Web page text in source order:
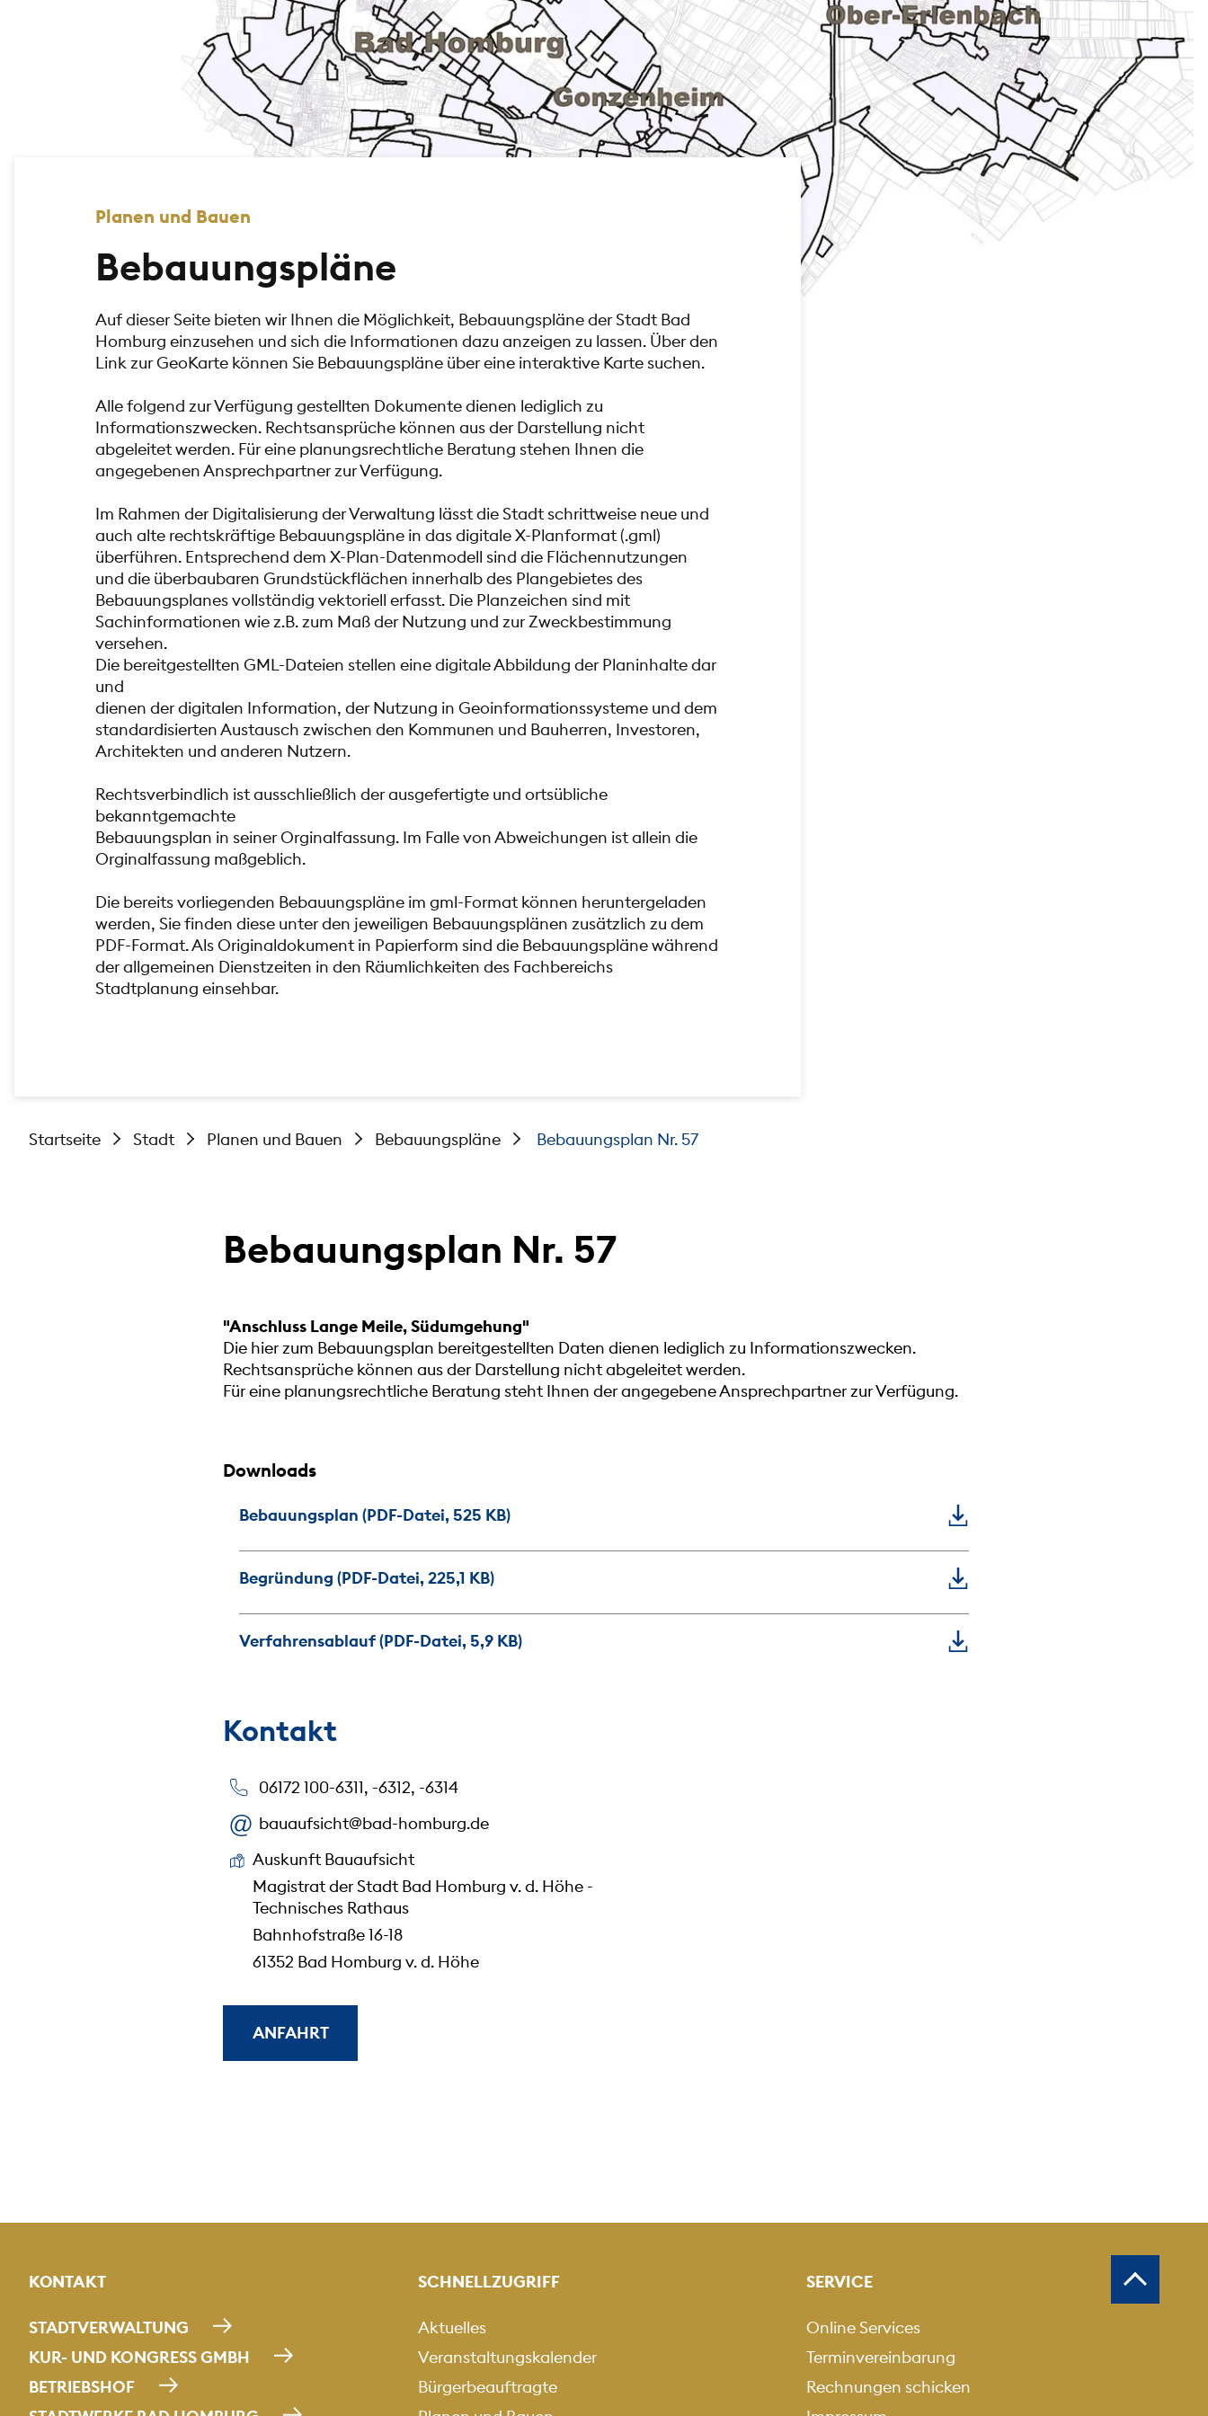
Planen und Bauen
Bebauungspläne
Auf dieser Seite bieten wir Ihnen die Möglichkeit, Bebauungspläne der Stadt Bad
Homburg einzusehen und sich die Informationen dazu anzeigen zu lassen. Über den
Link zur GeoKarte können Sie Bebauungspläne über eine interaktive Karte suchen.
Alle folgend zur Verfügung gestellten Dokumente dienen lediglich zu
Informationszwecken. Rechtsansprüche können aus der Darstellung nicht
abgeleitet werden. Für eine planungsrechtliche Beratung stehen Ihnen die
angegebenen Ansprechpartner zur Verfügung.
Im Rahmen der Digitalisierung der Verwaltung lässt die Stadt schrittweise neue und
auch alte rechtskräftige Bebauungspläne in das digitale X-Planformat (.gml)
überführen. Entsprechend dem X-Plan-Datenmodell sind die Flächennutzungen
und die überbaubaren Grundstückflächen innerhalb des Plangebietes des
Bebauungsplanes vollständig vektoriell erfasst. Die Planzeichen sind mit
Sachinformationen wie z.B. zum Maß der Nutzung und zur Zweckbestimmung
versehen.
Die bereitgestellten GML-Dateien stellen eine digitale Abbildung der Planinhalte dar
und
dienen der digitalen Information, der Nutzung in Geoinformationssysteme und dem
standardisierten Austausch zwischen den Kommunen und Bauherren, Investoren,
Architekten und anderen Nutzern.
Rechtsverbindlich ist ausschließlich der ausgefertigte und ortsübliche
bekanntgemachte
Bebauungsplan in seiner Orginalfassung. Im Falle von Abweichungen ist allein die
Orginalfassung maßgeblich.
Die bereits vorliegenden Bebauungspläne im gml-Format können heruntergeladen
werden, Sie finden diese unter den jeweiligen Bebauungsplänen zusätzlich zu dem
PDF-Format. Als Originaldokument in Papierform sind die Bebauungspläne während
der allgemeinen Dienstzeiten in den Räumlichkeiten des Fachbereichs
Stadtplanung einsehbar.
Startseite Stadt Planen und Bauen Bebauungspläne Bebauungsplan Nr. 57
Bebauungsplan Nr. 57
"Anschluss Lange Meile, Südumgehung"
Die hier zum Bebauungsplan bereitgestellten Daten dienen lediglich zu Informationszwecken.
Rechtsansprüche können aus der Darstellung nicht abgeleitet werden.
Für eine planungsrechtliche Beratung steht Ihnen der angegebene Ansprechpartner zur Verfügung.
Downloads
Bebauungsplan (PDF-Datei, 525 KB)
Begründung (PDF-Datei, 225,1 KB)
Verfahrensablauf (PDF-Datei, 5,9 KB)
Kontakt
06172 100-6311, -6312, -6314
bauaufsicht@bad-homburg.de
Auskunft Bauaufsicht
Magistrat der Stadt Bad Homburg v. d. Höhe -
Technisches Rathaus
Bahnhofstraße 16-18
61352 Bad Homburg v. d. Höhe
ANFAHRT
KONTAKT
STADTVERWALTUNG
KUR- UND KONGRESS GMBH
BETRIEBSHOF
SCHNELLZUGRIFF
Aktuelles
Veranstaltungskalender
Bürgerbeauftragte
SERVICE
Online Services
Terminvereinbarung
Rechnungen schicken